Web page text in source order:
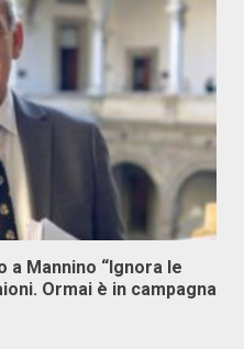
a Mannino “Ignora le
Ormai è in campagna